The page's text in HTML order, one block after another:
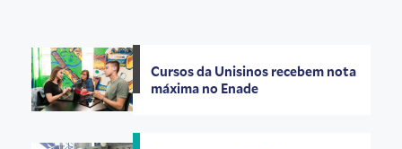
Cursos da Unisinos recebem nota
máxima no Enade